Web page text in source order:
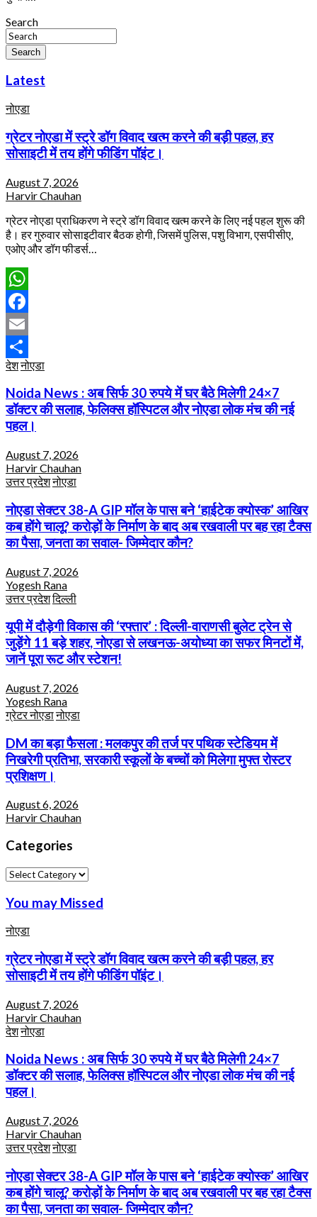
Search
Search
Latest
नोएडा
ग्रेटर नोएडा में स्ट्रे डॉग विवाद खत्म करने की बड़ी पहल, हर
सोसाइटी में तय होंगे फीडिंग पॉइंट।
August 7, 2026
Harvir Chauhan
ग्रेटर नोएडा प्राधिकरण ने स्ट्रे डॉग विवाद खत्म करने के लिए नई पहल शुरू की
है। हर गुरुवार सोसाइटीवार बैठक होगी, जिसमें पुलिस, पशु विभाग, एसपीसीए,
एओए और डॉग फीडर्स…
WhatsApp
Facebook
Email
Share
देशनोएडा
Noida News : अब सिर्फ 30 रुपये में घर बैठे मिलेगी 24×7
डॉक्टर की सलाह, फेलिक्स हॉस्पिटल और नोएडा लोक मंच की नई
पहल।
August 7, 2026
Harvir Chauhan
उत्तर प्रदेशनोएडा
नोएडा सेक्टर 38-A GIP मॉल के पास बने ‘हाईटेक क्योस्क’ आखिर
कब होंगे चालू? करोड़ों के निर्माण के बाद अब रखवाली पर बह रहा टैक्स
का पैसा, जनता का सवाल- जिम्मेदार कौन?
August 7, 2026
Yogesh Rana
उत्तर प्रदेशदिल्ली
यूपी में दौड़ेगी विकास की ‘रफ्तार’ : दिल्ली-वाराणसी बुलेट ट्रेन से
जुड़ेंगे 11 बड़े शहर, नोएडा से लखनऊ-अयोध्या का सफर मिनटों में,
जानें पूरा रूट और स्टेशन!
August 7, 2026
Yogesh Rana
ग्रेटर नोएडानोएडा
DM का बड़ा फैसला : मलकपुर की तर्ज पर पथिक स्टेडियम में
निखरेगी प्रतिभा, सरकारी स्कूलों के बच्चों को मिलेगा मुफ्त रोस्टर
प्रशिक्षण।
August 6, 2026
Harvir Chauhan
Categories
Categories
You may Missed
नोएडा
ग्रेटर नोएडा में स्ट्रे डॉग विवाद खत्म करने की बड़ी पहल, हर
सोसाइटी में तय होंगे फीडिंग पॉइंट।
August 7, 2026
Harvir Chauhan
देशनोएडा
Noida News : अब सिर्फ 30 रुपये में घर बैठे मिलेगी 24×7
डॉक्टर की सलाह, फेलिक्स हॉस्पिटल और नोएडा लोक मंच की नई
पहल।
August 7, 2026
Harvir Chauhan
उत्तर प्रदेशनोएडा
नोएडा सेक्टर 38-A GIP मॉल के पास बने ‘हाईटेक क्योस्क’ आखिर
कब होंगे चालू? करोड़ों के निर्माण के बाद अब रखवाली पर बह रहा टैक्स
का पैसा, जनता का सवाल- जिम्मेदार कौन?